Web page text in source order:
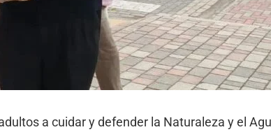
a cuidar y defender la Naturaleza y el